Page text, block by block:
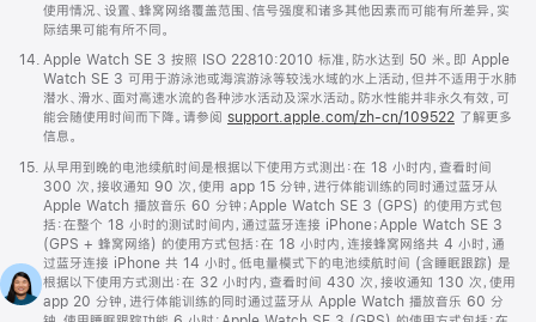
使用情况、设置、蜂窝网络覆盖范围、信号强度和诸多其他因素而可能有所差异，实
际结果可能有所不同。
脚
14. Apple Watch SE 3 按照 ISO 22810:2010 标准，防水达到 50 米。即 Apple
Watch SE 3 可用于游泳池或海滨游泳等较浅水域的水上活动，但并不适用于水肺
潜水、滑水、面对高速水流的各种涉水活动及深水活动。防水性能并非永久有效，可
能会随使用时间而下降。请参阅 support.apple.com/zh-cn/109522 了解更多
信息。
脚
15.
从早用到晚的电池续航时间是根据以下使用方式测出：在 18 小时内，查看时间
300 次，接收通知 90 次，使用 app 15 分钟，进行体能训练的同时通过蓝牙从
Apple Watch 播放音乐 60 分钟；Apple Watch SE 3 (GPS) 的使用方式包
括：在整个 18 小时的测试时间内，通过蓝牙连接 iPhone；Apple Watch SE 3
(GPS + 蜂窝网络) 的使用方式包括：在 18 小时内，连接蜂窝网络共 4 小时，通
过蓝牙连接 iPhone 共 14 小时。低电量模式下的电池续航时间 (含睡眠跟踪) 是
根据以下使用方式测出：在 32 小时内，查看时间 430 次，接收通知 130 次，使用
app 20 分钟，进行体能训练的同时通过蓝牙从 Apple Watch 播放音乐 60 分